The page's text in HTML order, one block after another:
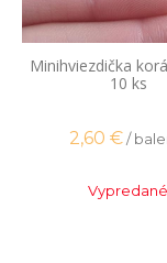
Minihviezdička
10 ks
2,60 € /
Vypredané